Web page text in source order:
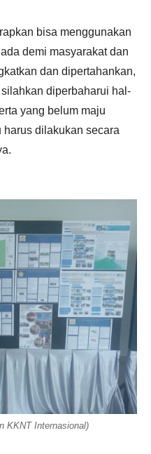
bisa menggunakan
demi masyarakat dan
dan dipertahankan,
diperbaharui hal-
yang belum maju
dilakukan secara
KKNT Internasional)